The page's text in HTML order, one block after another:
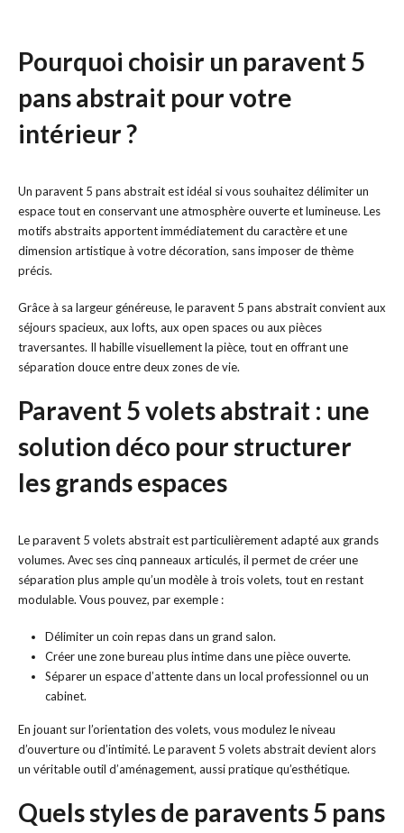
Pourquoi choisir un paravent 5
pans abstrait pour votre
intérieur ?
Un paravent 5 pans abstrait est idéal si vous souhaitez délimiter un
espace tout en conservant une atmosphère ouverte et lumineuse. Les
motifs abstraits apportent immédiatement du caractère et une
dimension artistique à votre décoration, sans imposer de thème
précis.
Grâce à sa largeur généreuse, le paravent 5 pans abstrait convient aux
séjours spacieux, aux lofts, aux open spaces ou aux pièces
traversantes. Il habille visuellement la pièce, tout en offrant une
séparation douce entre deux zones de vie.
Paravent 5 volets abstrait : une
solution déco pour structurer
les grands espaces
Le paravent 5 volets abstrait est particulièrement adapté aux grands
volumes. Avec ses cinq panneaux articulés, il permet de créer une
séparation plus ample qu’un modèle à trois volets, tout en restant
modulable. Vous pouvez, par exemple :
Délimiter un coin repas dans un grand salon.
Créer une zone bureau plus intime dans une pièce ouverte.
Séparer un espace d’attente dans un local professionnel ou un
cabinet.
En jouant sur l’orientation des volets, vous modulez le niveau
d’ouverture ou d’intimité. Le paravent 5 volets abstrait devient alors
un véritable outil d’aménagement, aussi pratique qu’esthétique.
Quels styles de paravents 5 pans